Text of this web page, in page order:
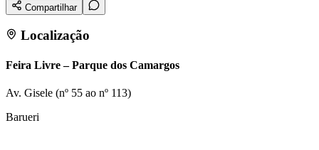
Compartilhar
Localização
Feira Livre – Parque dos Camargos
Av. Gisele (nº 55 ao nº 113)
Barueri